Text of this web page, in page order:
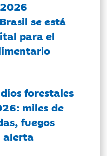
se está
para el
forestales
miles de
fuegos
alerta